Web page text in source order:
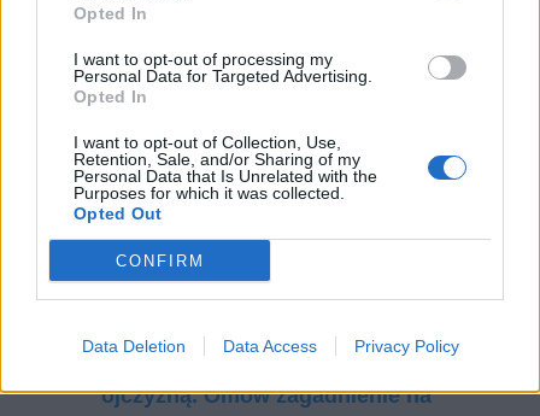
Opted In
I want to opt-out of processing my
Personal Data for Targeted Advertising.
Opted In
I want to opt-out of Collection, Use,
Retention, Sale, and/or Sharing of my
Personal Data that Is Unrelated with the
Purposes for which it was collected.
Opted Out
CONFIRM
Data Deletion Data Access Privacy Policy
Utwór literacki jako wyraz tęsknoty za
ojczyzną. Omów zagadnienie na